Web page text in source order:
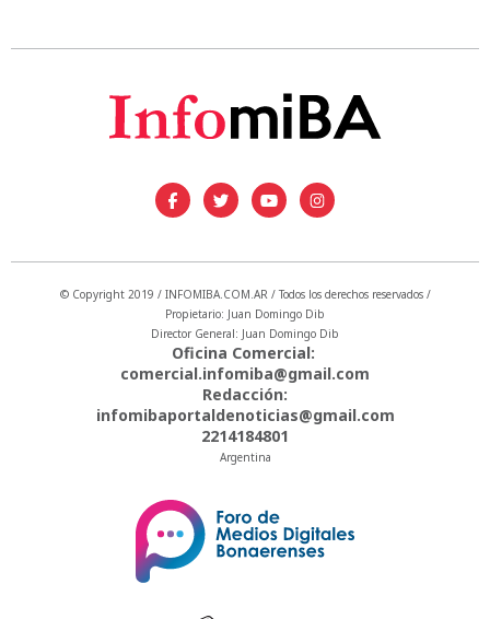
© Copyright 2019 / INFOMIBA.COM.AR / Todos los derechos reservados /
Propietario: Juan Domingo Dib
Director General: Juan Domingo Dib
Oficina Comercial:
comercial.infomiba@gmail.com
Redacción:
infomibaportaldenoticias@gmail.com
2214184801
Argentina